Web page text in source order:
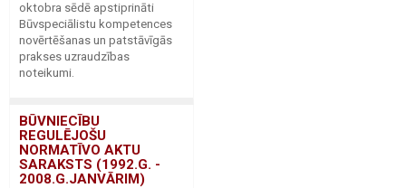
oktobra sēdē apstiprināti
Būvspeciālistu kompetences
novērtēšanas un patstāvīgās
prakses uzraudzības
noteikumi.
BŪVNIECĪBU
REGULĒJOŠU
NORMATĪVO AKTU
SARAKSTS (1992.G. -
2008.G.JANVĀRIM)